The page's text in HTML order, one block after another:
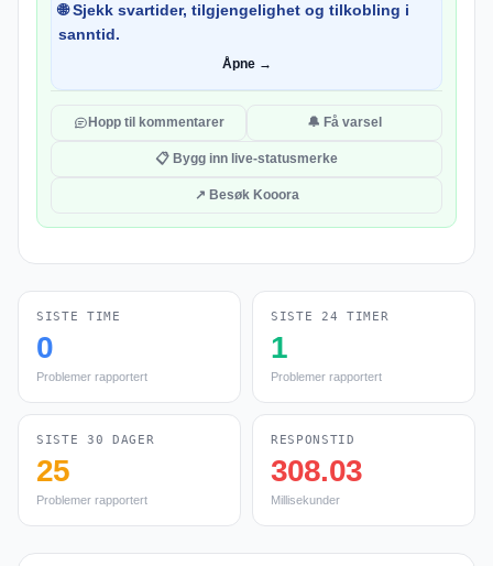
🌐 Sjekk svartider, tilgjengelighet og tilkobling i
sanntid.
Åpne →
Hopp til kommentarer 🔔 Få varsel
📋 Bygg inn live-statusmerke
↗ Besøk Kooora
SISTE TIME
0
Problemer rapportert
SISTE 24 TIMER
1
Problemer rapportert
SISTE 30 DAGER
25
Problemer rapportert
RESPONSTID
308.03
Millisekunder